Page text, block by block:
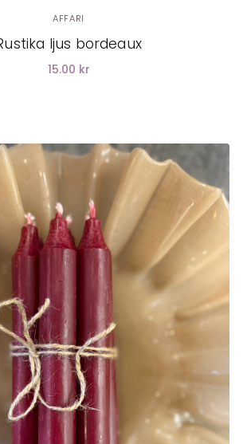
AFFARI
ljus bordeaux
15.00 kr
LÄGG I VARUKORG